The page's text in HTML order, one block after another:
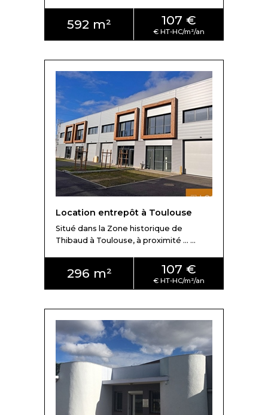
592 m² 107 €
Location entrepôt à Toulouse
Situé dans la Zone historique de
Thibaud à Toulouse, à proximité ... ...
296 m² 107 €